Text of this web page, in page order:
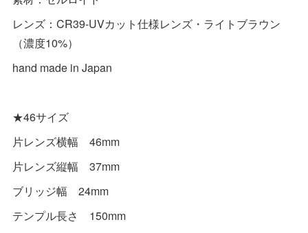
レンズ：CR39-UVカット仕様レンズ・ライトブラウン
（濃度10%）
hand made in Japan
★46サイズ
片レンズ横幅 46mm
片レンズ縦幅 37mm
ブリッジ幅 24mm
テンプル長さ 150mm